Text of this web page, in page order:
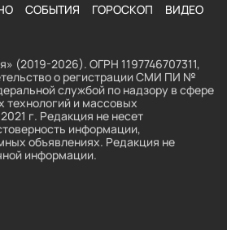
СОБЫТИЯ ГОРОСКОП ВИДЕО
(2019-2026). ОГРН 1197746707311,
о регистрации СМИ ПИ №
службой по надзору в сфере
и массовых
г. Редакция не несет
информации,
объявлениях. Редакция не
информации.